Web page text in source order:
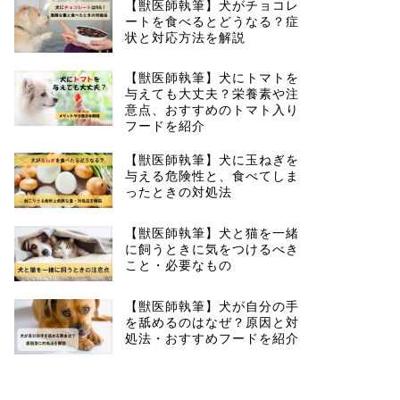
【獣医師執筆】犬がチョコレ
ートを食べるとどうなる？症
状と対応方法を解説
【獣医師執筆】犬にトマトを
与えても大丈夫？栄養素や注
意点、おすすめのトマト入り
フードを紹介
【獣医師執筆】犬に玉ねぎを
与える危険性と、食べてしま
ったときの対処法
【獣医師執筆】犬と猫を一緒
に飼うときに気をつけるべき
こと・必要なもの
【獣医師執筆】犬が自分の手
を舐めるのはなぜ？原因と対
処法・おすすめフードを紹介